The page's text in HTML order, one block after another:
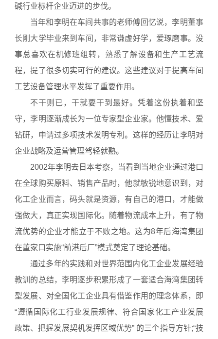
碱行业标杆企业迈进的步伐。
当年和李明在车间共事的老师傅回忆说，李明董事
长刚大学毕业来到车间，非常谦虚好学，爱琢磨事。没
事总喜欢在机修班组转，熟悉了解设备和生产工艺流
程，提了很多切实可行的建议。这些建议对于提高车间
工艺设备管理水平发挥了重要作用。
不干则已，干就要干到最好。凭着这份执着和坚
守，李明逐渐成长为一位专家型企业家。他懂技术、爱
钻研，申请过多项技术发明专利。这样的经历让李明对
企业战略及运营管理驾轻就熟。
2002年李明去日本考察，当看到当地企业通过港口
在全球购买原料、销售产品时，他就敏锐地意识到，对
化工企业而言，码头就是资源，有自己的港口，才能做
强做大，真正实现国际化。随着物流成本上升，有了物
流优势的企业才能立于不败之地。这为8年后海湾集团
在董家口实施“前港后厂”模式奠定了理论基础。
通过多年的实践和对世界范围内化工企业发展经验
教训的总结，李明逐步积累形成了一套适合海湾集团转
型发展、对全国化工企业具有借鉴作用的理念体系，即
“遵循国际化工行业发展规律、符合国家化工产业发展
政策、把握发展契机发挥区域优势” 的三个指导方针;“技